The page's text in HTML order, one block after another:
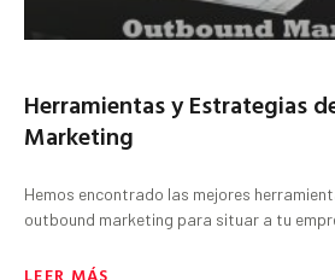
Herramientas y Estrategias
Marketing
Hemos encontrado las mejores
outbound marketing para situar a tu
LEER MÁS